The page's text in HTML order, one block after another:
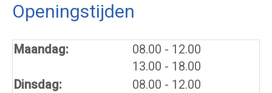
Openingstijden
Maandag: 08.00 tot
- 12.00
13.00 tot
- 18.00
Dinsdag:
08.00 tot
- 12.00